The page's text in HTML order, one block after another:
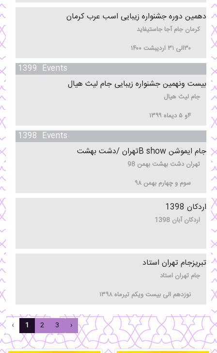
20
30
دهمین دوره جشنواره زیبایی اسب عرب کرمان
کرمان جام آجا جاستیفاید
۳۰الی ۳۱ اردیبشت ۱۴۰۰
1399 Events
04
بیست ونهمین جشنواره زیبایی جام لیث هیال
جام لیث هیال
۴و ۵ دیماه ۱۳۹۹
1398 Events
03
جام ایموشن B showتهران /دشت بهشت
تهران دشت بهشت بهمن 98
سوم و چهارم بهمن ۹۸
29
اردکان 1398
اردکان آبان 1398
19
تیر
تبریزجام تهران استاد
جام تهران استاد
نوزدهم الی بیست ویکم تیرماه ۱۳۹۸
‹ 1 2 3 ›